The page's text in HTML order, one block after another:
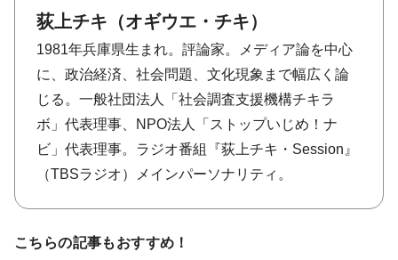
荻上チキ（オギウエ・チキ）
1981年兵庫県生まれ。評論家。メディア論を中心
に、政治経済、社会問題、文化現象まで幅広く論
じる。一般社団法人「社会調査支援機構チキラ
ボ」代表理事、NPO法人「ストップいじめ！ナ
ビ」代表理事。ラジオ番組『荻上チキ・Session』
（TBSラジオ）メインパーソナリティ。
こちらの記事もおすすめ！